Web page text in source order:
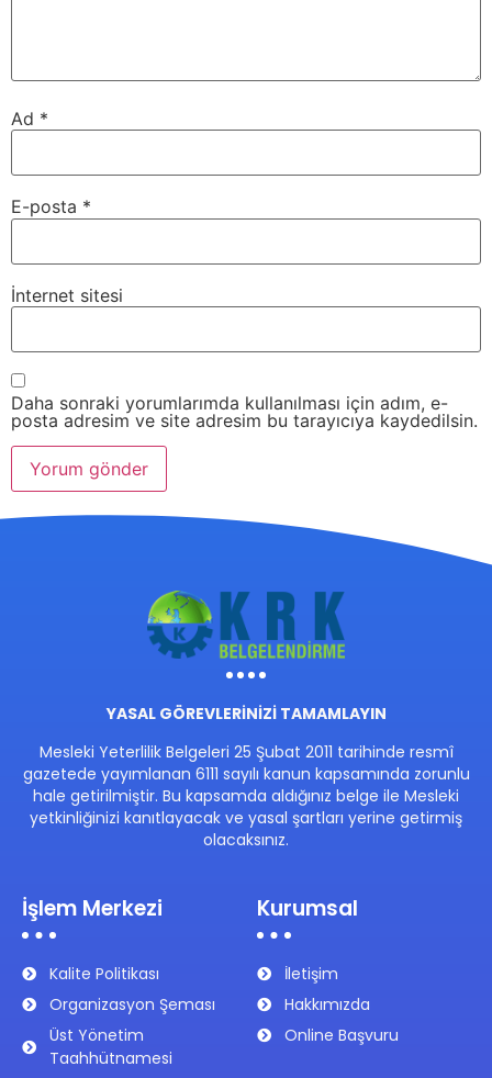
Ad *
E-posta *
İnternet sitesi
Daha sonraki yorumlarımda kullanılması için adım, e-
posta adresim ve site adresim bu tarayıcıya kaydedilsin.
YASAL GÖREVLERİNİZİ TAMAMLAYIN
Mesleki Yeterlilik Belgeleri 25 Şubat 2011 tarihinde resmî
gazetede yayımlanan 6111 sayılı kanun kapsamında zorunlu
hale getirilmiştir. Bu kapsamda aldığınız belge ile Mesleki
yetkinliğinizi kanıtlayacak ve yasal şartları yerine getirmiş
olacaksınız.
İşlem Merkezi
Kalite Politikası
Organizasyon Şeması
Üst Yönetim
Taahhütnamesi
Kurumsal
İletişim
Hakkımızda
Online Başvuru